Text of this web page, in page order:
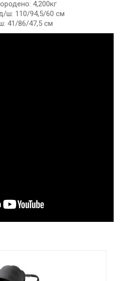
4,200кг
ш: 110/94,5/60 см
41/86/47,5 см